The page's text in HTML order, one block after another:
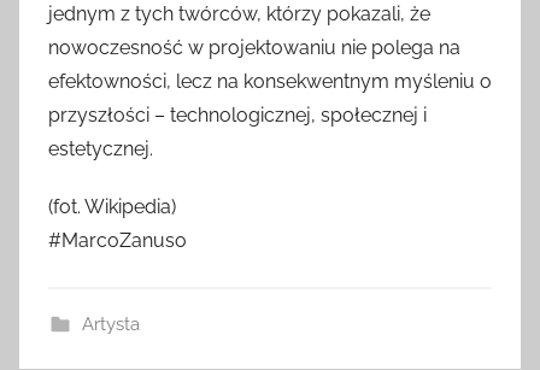
jednym z tych twórców, którzy pokazali, że
nowoczesność w projektowaniu nie polega na
efektowności, lecz na konsekwentnym myśleniu o
przyszłości – technologicznej, społecznej i
estetycznej.
(fot. Wikipedia)
#MarcoZanuso
Artysta